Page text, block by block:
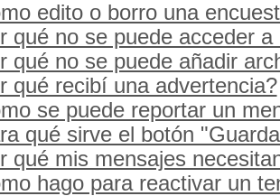
edito o borro una
qué no se puede acceder a
qué no se puede añadir
qué recibí una advertencia?
se puede reportar un
qué sirve el botón
qué mis mensajes
hago para reactivar un